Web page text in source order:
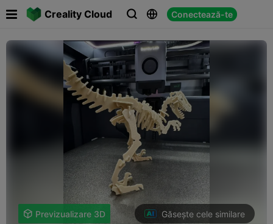
Creality Cloud   Conectează-te
 
 Previzualizare 3D Găsește cele similare